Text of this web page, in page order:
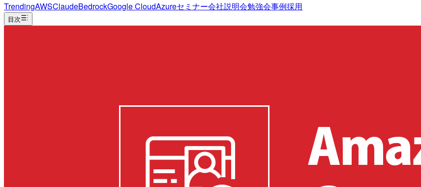
TrendingAWSClaudeBedrockGoogle CloudAzureセミナー会社説明会勉強会事例採用
目次